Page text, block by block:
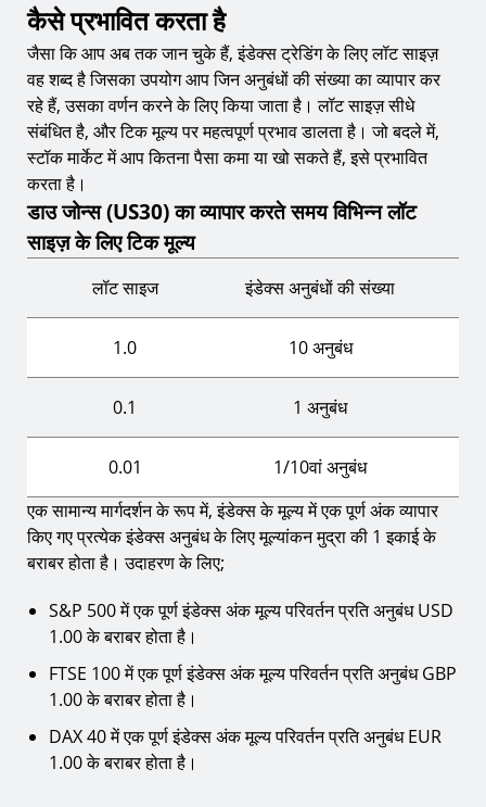
कैसे प्रभावित करता है
जैसा कि आप अब तक जान चुके हैं, इंडेक्स ट्रेडिंग के लिए लॉट साइज़
वह शब्द है जिसका उपयोग आप जिन अनुबंधों की संख्या का व्यापार कर
रहे हैं, उसका वर्णन करने के लिए किया जाता है। लॉट साइज़ सीधे
संबंधित है, और टिक मूल्य पर महत्वपूर्ण प्रभाव डालता है। जो बदले में,
स्टॉक मार्केट में आप कितना पैसा कमा या खो सकते हैं, इसे प्रभावित
करता है।
डाउ जोन्स (US30) का व्यापार करते समय विभिन्न लॉट
साइज़ के लिए टिक मूल्य
लॉट साइज इंडेक्स अनुबंधों की संख्या
1.0 10 अनुबंध
0.1 1 अनुबंध
0.01 1/10वां अनुबंध
एक सामान्य मार्गदर्शन के रूप में, इंडेक्स के मूल्य में एक पूर्ण अंक व्यापार
किए गए प्रत्येक इंडेक्स अनुबंध के लिए मूल्यांकन मुद्रा की 1 इकाई के
बराबर होता है। उदाहरण के लिए;
S&P 500 में एक पूर्ण इंडेक्स अंक मूल्य परिवर्तन प्रति अनुबंध USD
1.00 के बराबर होता है।
FTSE 100 में एक पूर्ण इंडेक्स अंक मूल्य परिवर्तन प्रति अनुबंध GBP
1.00 के बराबर होता है।
DAX 40 में एक पूर्ण इंडेक्स अंक मूल्य परिवर्तन प्रति अनुबंध EUR
1.00 के बराबर होता है।